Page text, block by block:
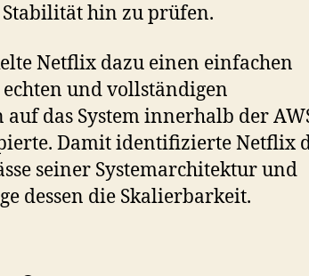
Stabilität hin zu prüfen.
Netflix dazu einen einfachen
echten und vollständigen
das System innerhalb der
Damit identifizierte Netflix
seiner Systemarchitektur und
dessen die Skalierbarkeit.